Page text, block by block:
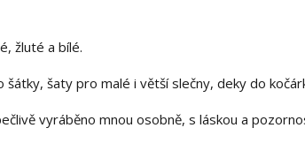
žluté a bílé.
šátky, šaty pro malé i větší slečny, deky do
vyráběno mnou osobně, s láskou a